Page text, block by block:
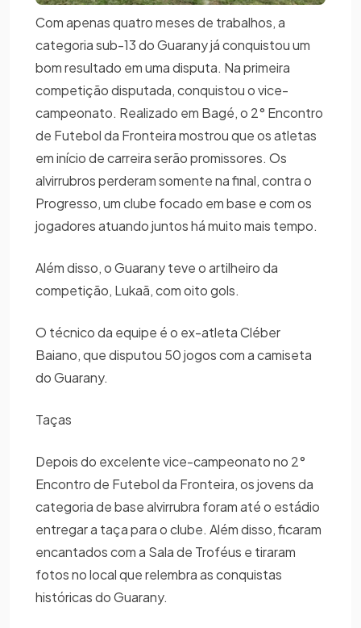
Com apenas quatro meses de trabalhos, a
categoria sub-13 do Guarany já conquistou um
bom resultado em uma disputa. Na primeira
competição disputada, conquistou o vice-
campeonato. Realizado em Bagé, o 2° Encontro
de Futebol da Fronteira mostrou que os atletas
em início de carreira serão promissores. Os
alvirrubros perderam somente na final, contra o
Progresso, um clube focado em base e com os
jogadores atuando juntos há muito mais tempo.
Além disso, o Guarany teve o artilheiro da
competição, Lukaã, com oito gols.
O técnico da equipe é o ex-atleta Cléber
Baiano, que disputou 50 jogos com a camiseta
do Guarany.
Taças
Depois do excelente vice-campeonato no 2°
Encontro de Futebol da Fronteira, os jovens da
categoria de base alvirrubra foram até o estádio
entregar a taça para o clube. Além disso, ficaram
encantados com a Sala de Troféus e tiraram
fotos no local que relembra as conquistas
históricas do Guarany.